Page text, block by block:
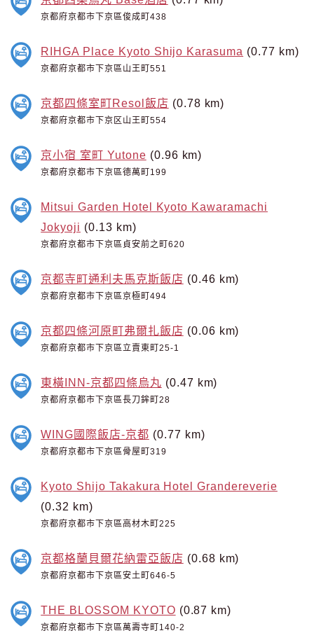
京都府京都市下京區俊成町438
RIHGA Place Kyoto Shijo Karasuma (0.77 km)
京都府京都市下京區山王町551
京都四條室町Resol飯店 (0.78 km)
京都府京都市下京区山王町554
京小宿 室町 Yutone (0.96 km)
京都府京都市下京區德萬町199
Mitsui Garden Hotel Kyoto Kawaramachi
Jokyoji (0.13 km)
京都府京都市下京區貞安前之町620
京都寺町通利夫馬克斯飯店 (0.46 km)
京都府京都市下京區京極町494
京都四條河原町弗爾扎飯店 (0.06 km)
京都府京都市下京區立賣東町25-1
東橫INN-京都四條烏丸 (0.47 km)
京都府京都市下京區長刀鉾町28
WING國際飯店-京都 (0.77 km)
京都府京都市下京區骨屋町319
Kyoto Shijo Takakura Hotel Grandereverie
(0.32 km)
京都府京都市下京區高材木町225
京都格蘭貝爾花納雷亞飯店 (0.68 km)
京都府京都市下京區安土町646-5
THE BLOSSOM KYOTO (0.87 km)
京都府京都市下京區萬壽寺町140-2